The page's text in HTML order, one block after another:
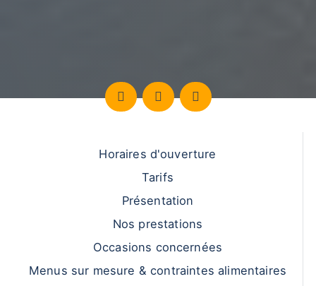
Horaires d'ouverture
Tarifs
Présentation
Nos prestations
Occasions concernées
Menus sur mesure & contraintes alimentaires